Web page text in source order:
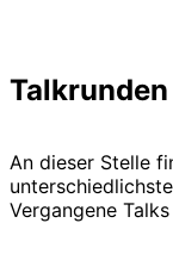
Talkrunden
An dieser Stelle
Vergangene